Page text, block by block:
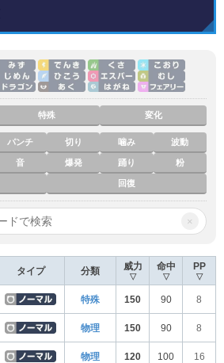
特殊 変化
パンチ 切り 噛み 波動
音 爆発 踊り 粉
回復
×
タイプ 分類 威力
▽
命中
▽
PP
▽
特殊 150 90 8
物理 150 90 8
物理 120 100 16